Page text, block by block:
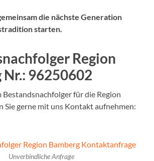
die nächste Generation
starten.
Region
Nr.: 96250602
Bestandsnachfolger für die Region
Sie gerne mit uns Kontakt aufnehmen:
Unverbindliche Anfrage